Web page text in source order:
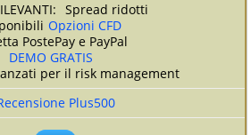
Spread ridotti
Opzioni CFD
PostePay e PayPal
DEMO GRATIS
per il risk management
Plus500